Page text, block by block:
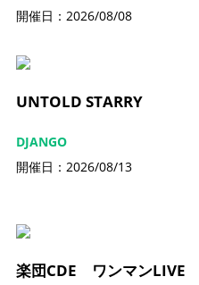
開催日：2026/08/08
UNTOLD STARRY
DJANGO
開催日：2026/08/13
楽団CDE ワンマンLIVE